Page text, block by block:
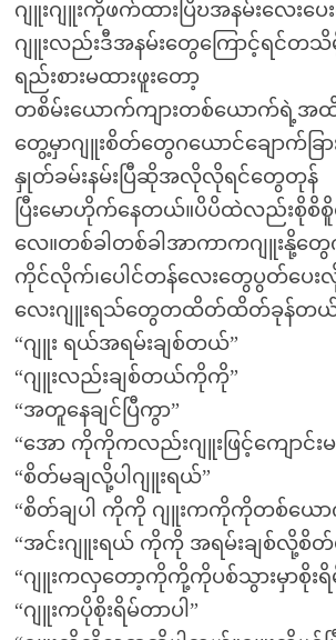
ဂျူးဂျူးကိုဖက်ထားပြိဎအနမ်းလေး
ဂျူးလည်းဒီအနမ်းတွေကြောင့်ရင်တ
ရည်းစားမထားဖူးတော့
တစိမ်းယောက်ကျားတစ်ယောက်ရဲ့အ
တွေ့မှာဂျူးစိတ်တွေဂယောင်ချောက်ခြ
နှုတ်ခမ်းနမ်းပြီဆိုအလိုလိုရင်တွေတုန်
ပြီးမောဟိုက်နေတယ်။ပိပိထဲလည်းစိုစိစိူ
လေ။တစ်ခါတစ်ခါအာကာကဂျူးနို့တွ
ကိုင်လိုက်၊ပေါင်တန်လေးတွေပွတ်ပေ
လေးဂျူးရသ်တွေတထိတ်ထိတ်ခုန်တ
“ဂျူး ရယ်အရမ်းချစ်တယ်”
“ဂျူးလည်းချစ်တယ်ကိုကို”
“အတူနေချင်ပြီကွာ”
“အော ကိုကိုကလည်းဂျူးဖြင့်ကျောင်းမ
“စိတ်မချလို့ပါဂျူးရယ်”
“စိတ်ချပါ ကိုကို ဂျူးကကိုကိုတစ်ယောက်
“အင်းဂျူးရယ် ကိုကို အရမ်းချစ်လို့စိတ်မ
“ဂျူးကလှတော့ကိုကို့ကိုပစ်သွားမှာစိုး
“ဂျူးကပိုစိုးရိမ်တာပါ”